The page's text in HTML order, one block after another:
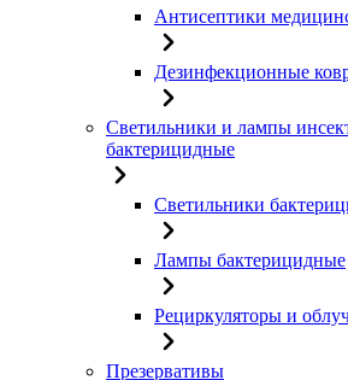
Антисептики
Дезинфекционные
Светильники и лампы
бактерицидные
Светильники
Лампы бактерицидные
Рециркуляторы и
Презервативы